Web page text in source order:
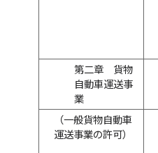
第二章 貨物
自動車運送事
業
（一般貨物自動車
運送事業の許可）